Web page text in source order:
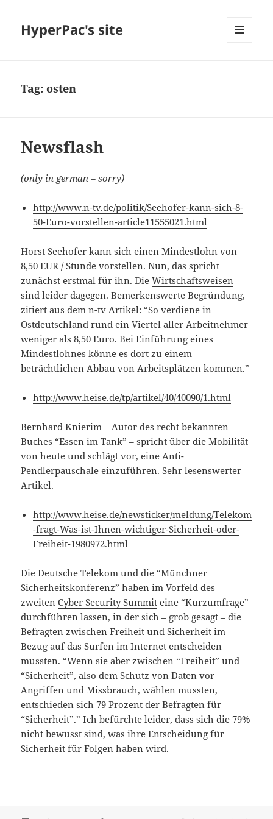
HyperPac's site
Tag:osten
Newsflash
(only in german – sorry)
http://www.n-tv.de/politik/Seehofer-kann-sich-8-
50-Euro-vorstellen-article11555021.html
Horst Seehofer kann sich einen Mindestlohn von
8,50 EUR / Stunde vorstellen. Nun, das spricht
zunächst erstmal für ihn. DieWirtschaftsweisen
sind leider dagegen. Bemerkenswerte Begründung,
zitiert aus dem n-tv Artikel: “So verdiene in
Ostdeutschland rund ein Viertel aller Arbeitnehmer
weniger als 8,50 Euro. Bei Einführung eines
Mindestlohnes könne es dort zu einem
beträchtlichen Abbau von Arbeitsplätzen kommen.”
http://www.heise.de/tp/artikel/40/40090/1.html
Bernhard Knierim – Autor des recht bekannten
Buches “Essen im Tank” – spricht über die Mobilität
von heute und schlägt vor, eine Anti-
Pendlerpauschale einzuführen. Sehr lesenswerter
Artikel.
http://www.heise.de/newsticker/meldung/Telekom
-fragt-Was-ist-Ihnen-wichtiger-Sicherheit-oder-
Freiheit-1980972.html
Die Deutsche Telekom und die “Münchner
Sicherheitskonferenz” haben im Vorfeld des
zweitenCyber Security Summit eine “Kurzumfrage”
durchführen lassen, in der sich – grob gesagt – die
Befragten zwischen Freiheit und Sicherheit im
Bezug auf das Surfen im Internet entscheiden
mussten. “Wenn sie aber zwischen “Freiheit” und
“Sicherheit”, also dem Schutz von Daten vor
Angriffen und Missbrauch, wählen mussten,
entschieden sich 79 Prozent der Befragten für
“Sicherheit”.” Ich befürchte leider, dass sich die 79%
nicht bewusst sind, was ihre Entscheidung für
Sicherheit für Folgen haben wird.